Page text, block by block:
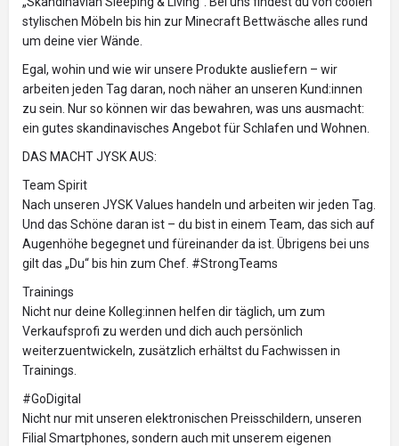
stylischen Möbeln bis hin zur Minecraft Bettwäsche alles rund
um deine vier Wände.
Egal, wohin und wie wir unsere Produkte ausliefern – wir
arbeiten jeden Tag daran, noch näher an unseren Kund:innen
zu sein. Nur so können wir das bewahren, was uns ausmacht:
ein gutes skandinavisches Angebot für Schlafen und Wohnen.
DAS MACHT JYSK AUS:
Team Spirit
Nach unseren JYSK Values handeln und arbeiten wir jeden Tag.
Und das Schöne daran ist – du bist in einem Team, das sich auf
Augenhöhe begegnet und füreinander da ist. Übrigens bei uns
gilt das „Du“ bis hin zum Chef. #StrongTeams
Trainings
Nicht nur deine Kolleg:innen helfen dir täglich, um zum
Verkaufsprofi zu werden und dich auch persönlich
weiterzuentwickeln, zusätzlich erhältst du Fachwissen in
Trainings.
#GoDigital
Nicht nur mit unseren elektronischen Preisschildern, unseren
Filial Smartphones, sondern auch mit unserem eigenen